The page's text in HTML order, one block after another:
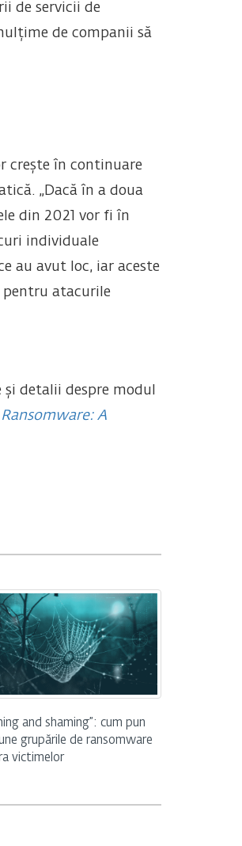
de servicii de
de companii să
crește în continuare
„Dacă în a doua
din 2021 vor fi în
individuale
au avut loc, iar aceste
pentru atacurile
detalii despre modul
Ransomware: A
and shaming”: cum pun
grupările de ransomware
victimelor